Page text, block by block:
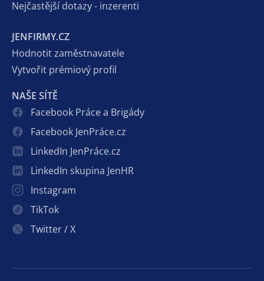
Nejčastější dotazy - inzerenti
JENFIRMY.CZ
Hodnotit zaměstnavatele
Vytvořit prémiový profil
NAŠE SÍTĚ
Facebook Práce a Brigády
Facebook JenPráce.cz
LinkedIn JenPráce.cz
LinkedIn skupina JenHR
Instagram
TikTok
Twitter / X